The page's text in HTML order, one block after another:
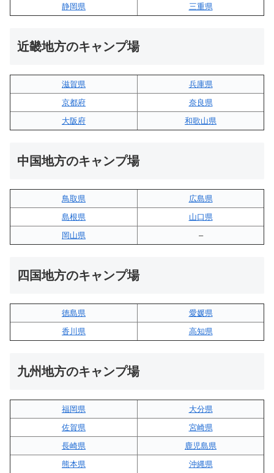
静岡県
三重県
近畿地方のキャンプ場
滋賀県
兵庫県
京都府
奈良県
大阪府
和歌山県
中国地方のキャンプ場
鳥取県
広島県
島根県
山口県
岡山県
–
四国地方のキャンプ場
徳島県
愛媛県
香川県
高知県
九州地方のキャンプ場
福岡県
大分県
佐賀県
宮崎県
長崎県
鹿児島県
熊本県
沖縄県